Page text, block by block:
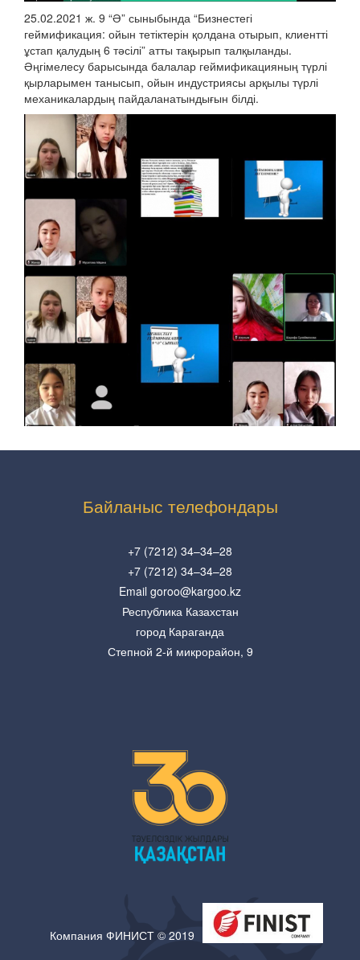
25.02.2021 ж. 9 “Ә” сыныбында “Бизнестегі
геймификация: ойын тетіктерін қолдана отырып, клиентті
ұстап қалудың 6 тәсілі” атты тақырып талқыланды.
Әңгімелесу барысында балалар геймификацияның түрлі
қырларымен танысып, ойын индустриясы арқылы түрлі
механикалардың пайдаланатындығын білді.
Байланыс телефондары
+7 (7212) 34–34–28
+7 (7212) 34–34–28
Email goroo@kargoo.kz
Республика Казахстан
город Караганда
Степной 2-й микрорайон, 9
Компания ФИНИСТ © 2019